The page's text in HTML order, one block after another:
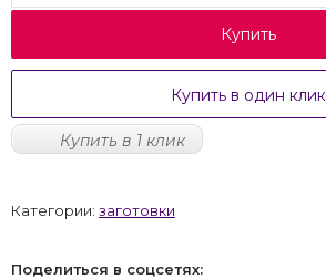
Купить
Купить в один клик
Купить в 1 клик
Категории: заготовки
Поделиться в соцсетях: